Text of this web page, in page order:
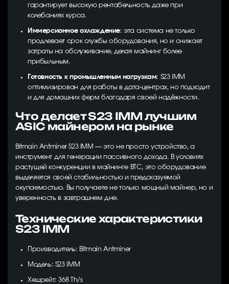
гарантирует высокую рентабельность даже при
колебаниях курса.
Иммерсионное охлаждение: эта система не только
продлевает срок службы оборудования, но и снижает
затраты на обслуживание, делая майнинг более
прибыльным.
Готовность к промышленным нагрузкам: S23 IMM
оптимизирован для работы в дата-центрах, но подходит
и для домашних ферм благодаря своей надёжности.
Что делает S23 IMM лучшим
ASIC майнером на рынке
Bitmain Antminer S23 IMM — это не просто устройство, а
инструмент для генерации пассивного дохода. В условиях
растущей конкуренции в майнинге BTC, это оборудование
выделяется своей стабильностью и предсказуемой
окупаемостью. Вы получаете не только мощный майнер, но и
уверенность в завтрашнем дне.
Технические характеристики
S23 IMM
Производитель: Bitmain Antminer
Модель: S23 IMM
Хешрейт: 368 Th/s